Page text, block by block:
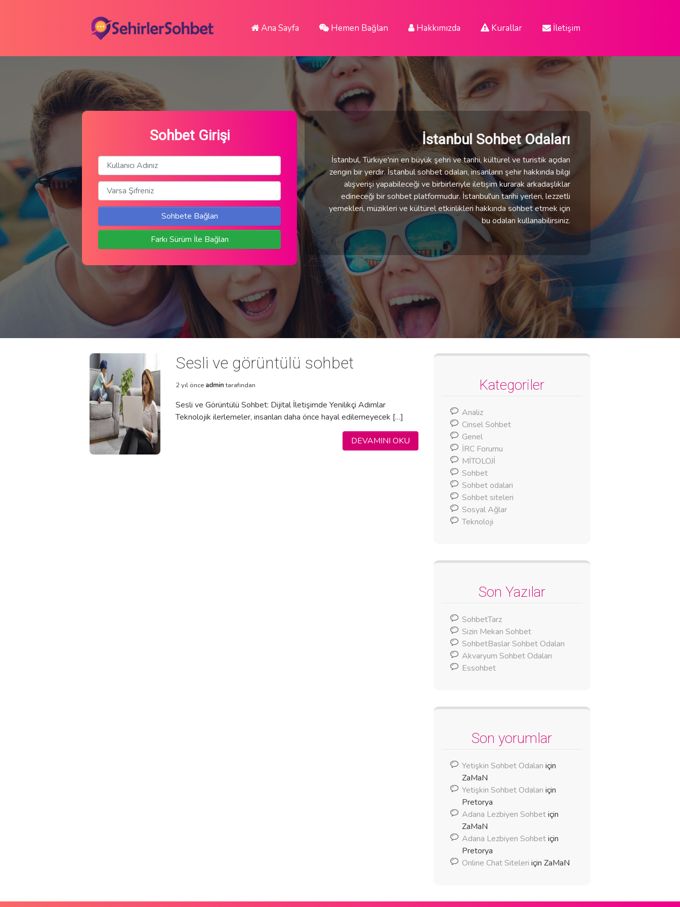
Ana Sayfa Hemen Bağlan Hakkımızda Kurallar İletişim
Sohbet Girişi
Sohbete Bağlan
Farkı Sürüm İle Bağlan
İstanbul Sohbet Odaları
İstanbul, Türkiye'nin en büyük şehri ve tarihi, kültürel ve turistik açıdan
zengin bir yerdir. İstanbul sohbet odaları, insanların şehir hakkında bilgi
alışverişi yapabileceği ve birbirleriyle iletişim kurarak arkadaşlıklar
edineceği bir sohbet platformudur. İstanbul'un tarihi yerleri, lezzetli
yemekleri, müzikleri ve kültürel etkinlikleri hakkında sohbet etmek için
bu odaları kullanabilirsiniz.
Sesli ve görüntülü sohbet
2 yıl önce admintarafından
Sesli ve Görüntülü Sohbet: Dijital İletişimde Yenilikçi Adımlar
Teknolojik ilerlemeler, insanları daha önce hayal edilemeyecek […]
DEVAMINI OKU
Kategoriler
Analiz
Cinsel Sohbet
Genel
İRC Forumu
MİTOLOJİ
Sohbet
Sohbet odalari
Sohbet siteleri
Sosyal Ağlar
Teknoloji
Son Yazılar
SohbetTarz
Sizin Mekan Sohbet
SohbetBaslar Sohbet Odaları
Akvaryum Sohbet Odaları
Essohbet
Son yorumlar
Yetişkin Sohbet Odaları için
ZaMaN
Yetişkin Sohbet Odaları için
Pretorya
Adana Lezbiyen Sohbetiçin
ZaMaN
Adana Lezbiyen Sohbetiçin
Pretorya
Online Chat Siteleri için ZaMaN